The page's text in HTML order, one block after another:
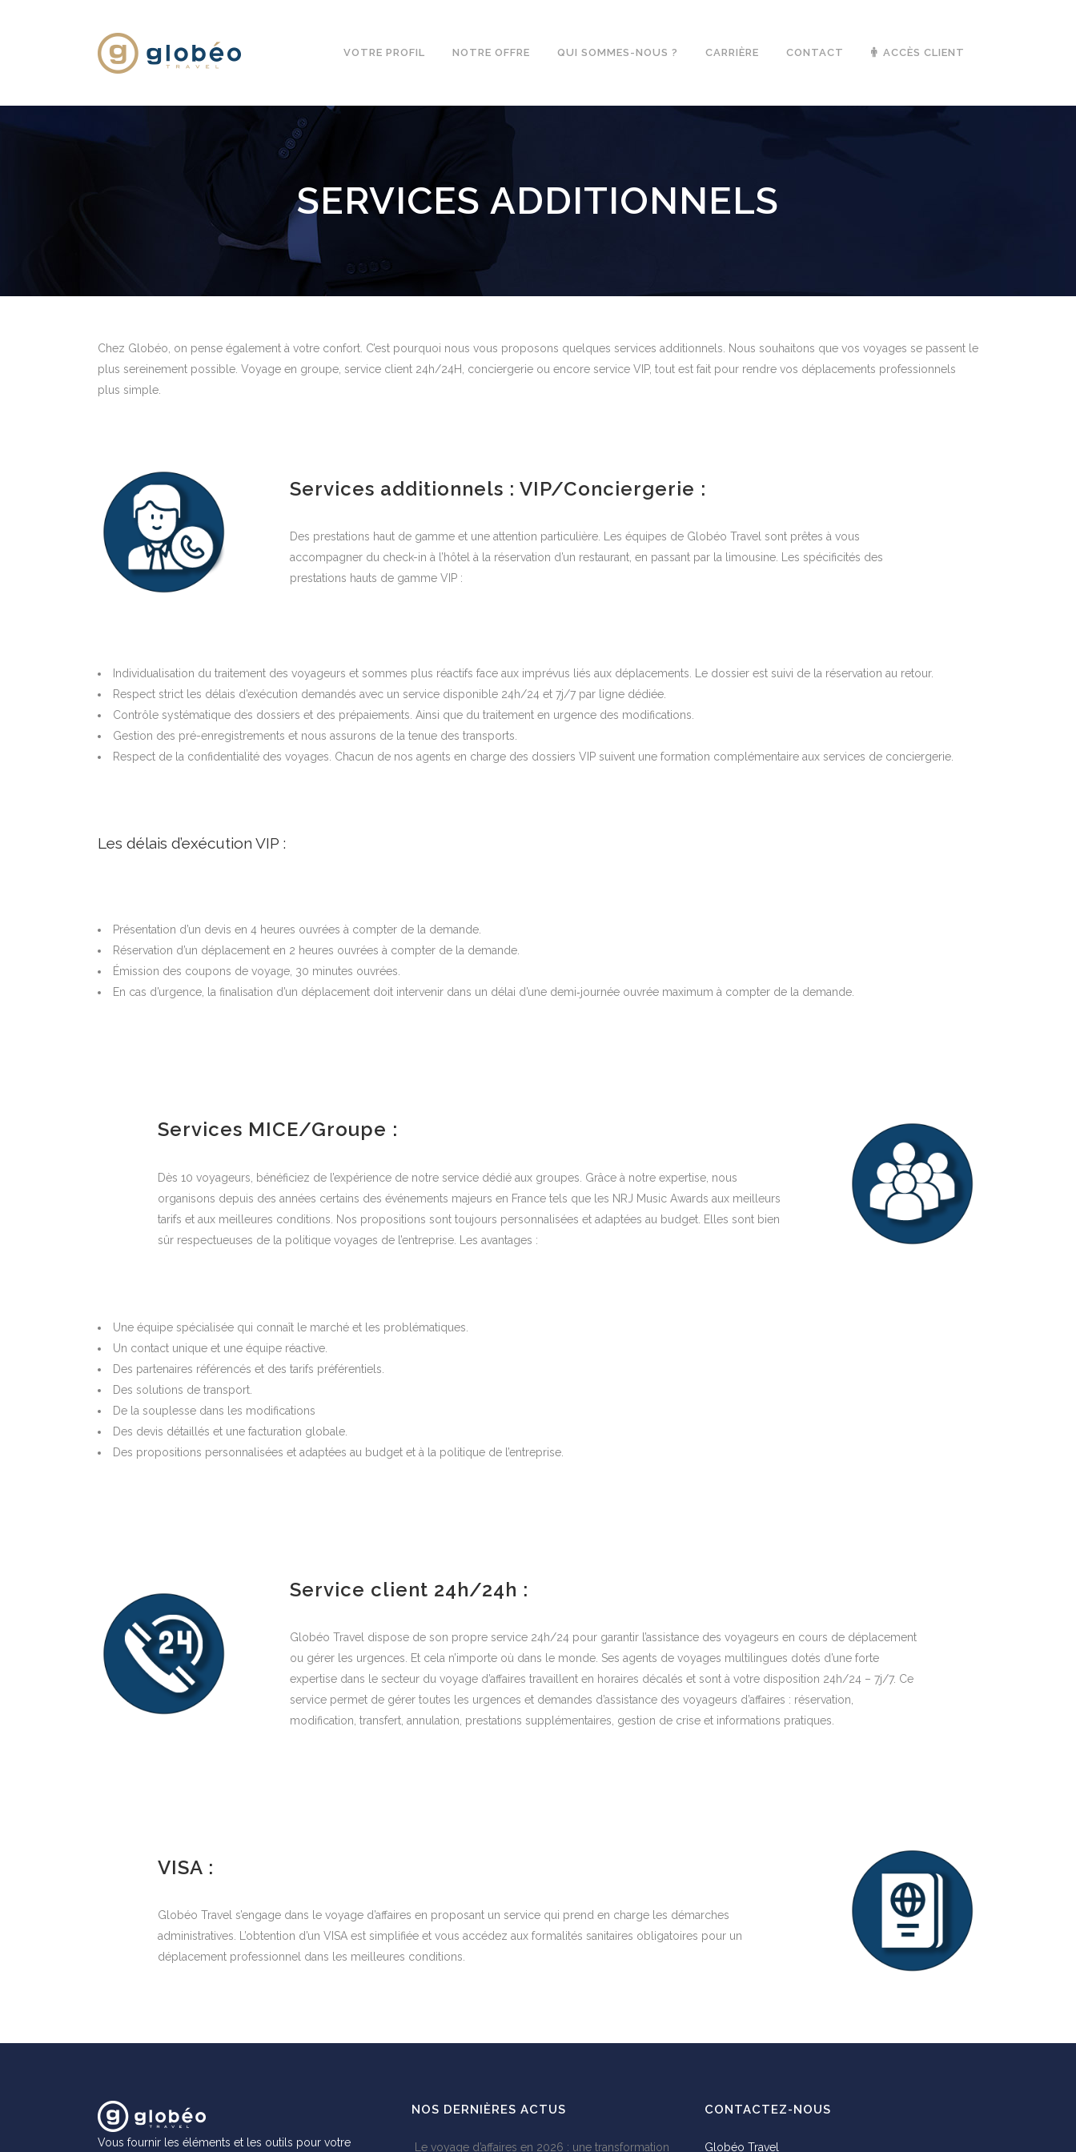
VOTRE PROFIL NOTRE OFFRE QUI SOMMES-NOUS ? CARRIÈRE CONTACT ACCÈS CLIENT
SERVICES ADDITIONNELS
Chez Globéo, on pense également à votre confort. C’est pourquoi nous vous proposons quelques services additionnels. Nous souhaitons que vos voyages se passent le
plus sereinement possible. Voyage en groupe, service client 24h/24H, conciergerie ou encore service VIP, tout est fait pour rendre vos déplacements professionnels
plus simple.
Services additionnels : VIP/Conciergerie :
Des prestations haut de gamme et une attention particulière. Les équipes de Globéo Travel sont prêtes à vous
accompagner du check-in à l’hôtel à la réservation d’un restaurant, en passant par la limousine. Les spécificités des
prestations hauts de gamme VIP :
Individualisation du traitement des voyageurs et sommes plus réactifs face aux imprévus liés aux déplacements. Le dossier est suivi de la réservation au retour.
Respect strict les délais d’exécution demandés avec un service disponible 24h/24 et 7j/7 par ligne dédiée.
Contrôle systématique des dossiers et des prépaiements. Ainsi que du traitement en urgence des modifications.
Gestion des pré-enregistrements et nous assurons de la tenue des transports.
Respect de la confidentialité des voyages. Chacun de nos agents en charge des dossiers VIP suivent une formation complémentaire aux services de conciergerie.
Les délais d’exécution VIP :
Présentation d’un devis en 4 heures ouvrées à compter de la demande.
Réservation d’un déplacement en 2 heures ouvrées à compter de la demande.
Émission des coupons de voyage, 30 minutes ouvrées.
En cas d’urgence, la finalisation d’un déplacement doit intervenir dans un délai d’une demi‐journée ouvrée maximum à compter de la demande.
Services MICE/Groupe :
Dès 10 voyageurs, bénéficiez de l’expérience de notre service dédié aux groupes. Grâce à notre expertise, nous
organisons depuis des années certains des événements majeurs en France tels que les NRJ Music Awards aux meilleurs
tarifs et aux meilleures conditions. Nos propositions sont toujours personnalisées et adaptées au budget. Elles sont bien
sûr respectueuses de la politique voyages de l’entreprise. Les avantages :
Une équipe spécialisée qui connaît le marché et les problématiques.
Un contact unique et une équipe réactive.
Des partenaires référencés et des tarifs préférentiels.
Des solutions de transport.
De la souplesse dans les modifications
Des devis détaillés et une facturation globale.
Des propositions personnalisées et adaptées au budget et à la politique de l’entreprise.
Service client 24h/24h :
Globéo Travel dispose de son propre service 24h/24 pour garantir l’assistance des voyageurs en cours de déplacement
ou gérer les urgences. Et cela n’importe où dans le monde. Ses agents de voyages multilingues dotés d’une forte
expertise dans le secteur du voyage d’affaires travaillent en horaires décalés et sont à votre disposition 24h/24 – 7j/7. Ce
service permet de gérer toutes les urgences et demandes d’assistance des voyageurs d’affaires : réservation,
modification, transfert, annulation, prestations supplémentaires, gestion de crise et informations pratiques.
VISA :
Globéo Travel s’engage dans le voyage d’affaires en proposant un service qui prend en charge les démarches
administratives. L’obtention d’un VISA est simplifiée et vous accédez aux formalités sanitaires obligatoires pour un
déplacement professionnel dans les meilleures conditions.
Vous fournir les éléments et les outils pour votre
NOS DERNIÈRES ACTUS
Le voyage d’affaires en 2026 : une transformation
CONTACTEZ-NOUS
Globéo Travel